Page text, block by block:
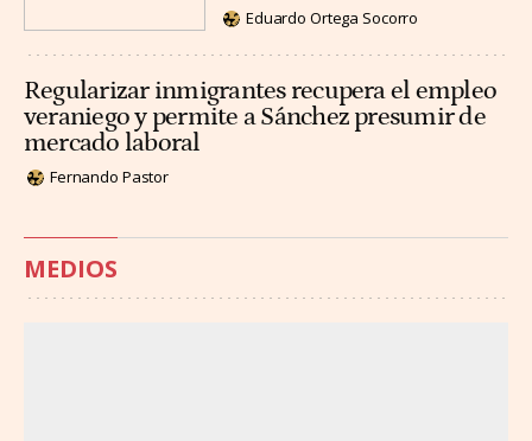
Eduardo Ortega Socorro
Regularizar inmigrantes recupera el empleo
veraniego y permite a Sánchez presumir de
mercado laboral
Fernando Pastor
MEDIOS